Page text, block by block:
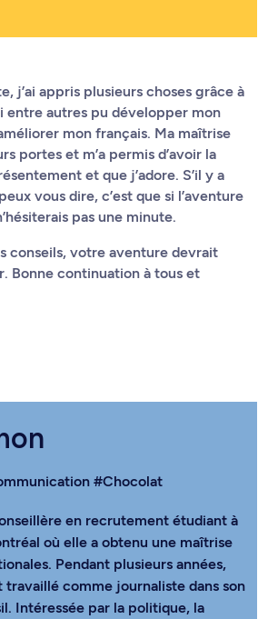
j’ai appris plusieurs choses grâce à
entre autres pu développer mon
mon français. Ma maîtrise
portes et m’a permis d’avoir la
et que j’adore. S’il y a
vous dire, c’est que si l’aventure
pas une minute.
conseils, votre aventure devrait
Bonne continuation à tous et
#Chocolat
en recrutement étudiant à
où elle a obtenu une maîtrise
Pendant plusieurs années,
travaillé comme journaliste dans son
Intéressée par la politique, la